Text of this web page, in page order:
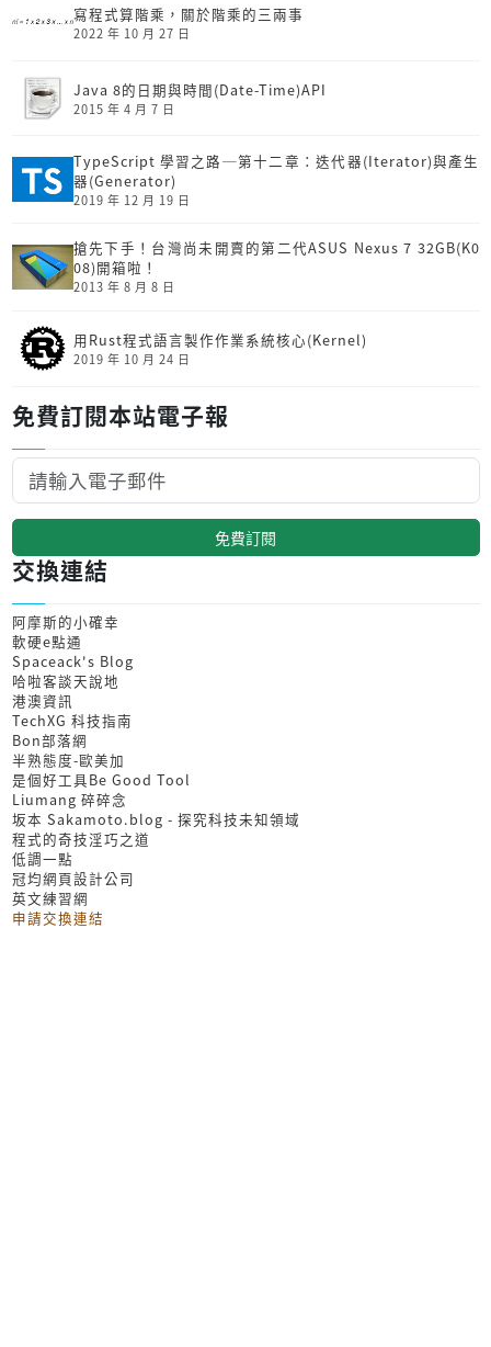
寫程式算階乘，關於階乘的三兩事
2022 年 10 月 27 日
Java 8的日期與時間(Date-Time)API
2015 年 4 月 7 日
TypeScript 學習之路─第十二章：迭代器(Iterator)與產生
器(Generator)
2019 年 12 月 19 日
搶先下手！台灣尚未開賣的第二代ASUS Nexus 7 32GB(K0
08)開箱啦！
2013 年 8 月 8 日
用Rust程式語言製作作業系統核心(Kernel)
2019 年 10 月 24 日
免費訂閱本站電子報
免費訂閱
交換連結
阿摩斯的小確幸
軟硬e點通
Spaceack's Blog
哈啦客談天說地
港澳資訊
TechXG 科技指南
Bon部落網
半熟態度-歐美加
是個好工具Be Good Tool
Liumang 碎碎念
坂本 Sakamoto.blog - 探究科技未知領域
程式的奇技淫巧之道
低調一點
冠均網頁設計公司
英文練習網
申請交換連結